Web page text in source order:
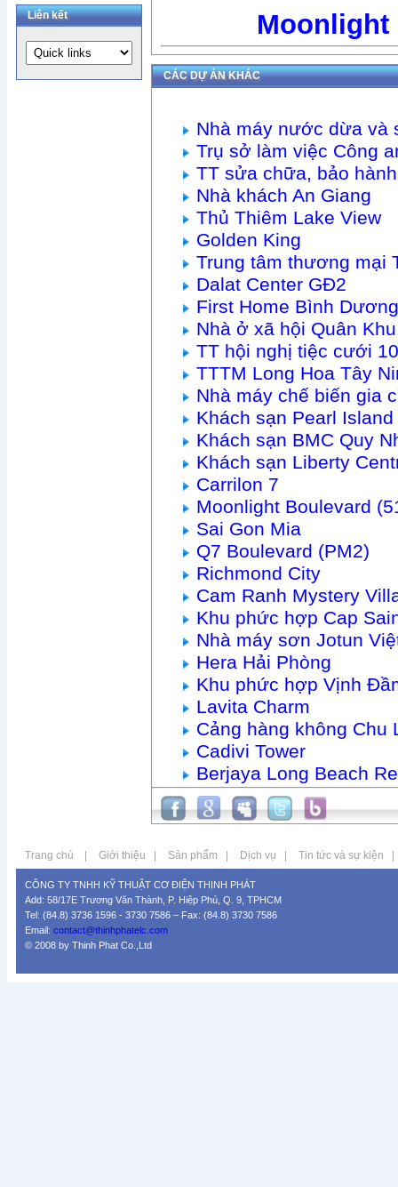
Liên kết Moonlight
CÁC DỰ ÁN KHÁC
Nhà máy nước dừa và
Trụ sở làm việc Công
TT sửa chữa, bảo
Nhà khách An Giang
Thủ Thiêm Lake View
Golden King
Trung tâm thương mại
Dalat Center GĐ2
First Home Bình
Nhà ở xã hội Quân
TT hội nghị tiệc cưới
TTTM Long Hoa Tây
Nhà máy chế biến gia
Khách sạn Pearl
Khách sạn BMC Quy
Khách sạn Liberty
Carrilon 7
Moonlight Boulevard
Sai Gon Mia
Q7 Boulevard (PM2)
Richmond City
Cam Ranh Mystery
Khu phức hợp Cap
Nhà máy sơn Jotun
Hera Hải Phòng
Khu phức hợp Vịnh
Lavita Charm
Cảng hàng không Chu
Cadivi Tower
Berjaya Long Beach
Trang chủ Giới thiệu Sản phẩm Dịch vụ Tin tức và sự kiện
CÔNG TY TNHH KỸ THUẬT CƠ ĐIỆN THỊNH PHÁT
Add: 58/17E Trương Văn Thành, P. Hiệp Phú, Q. 9, TPHCM
Tel: (84.8) 3736 1596 - 3730 7586 – Fax: (84.8) 3730 7586
Email: contact@thinhphatelc.com
© 2008 by Thinh Phat Co.,Ltd